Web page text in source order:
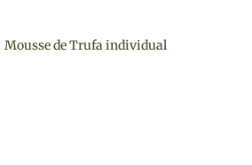
Mousse de Trufa individual